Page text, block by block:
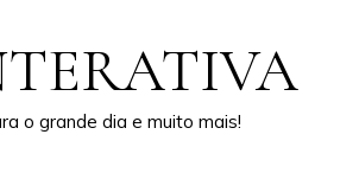
o grande dia e muito mais!